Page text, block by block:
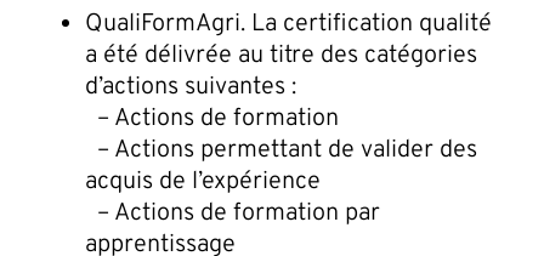
QualiFormAgri. La certification qualité
a été délivrée au titre des catégories
d’actions suivantes :
– Actions de formation
– Actions permettant de valider des
acquis de l’expérience
– Actions de formation par
apprentissage